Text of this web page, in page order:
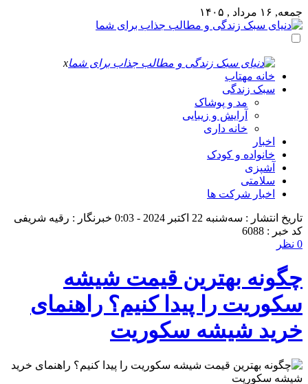
جمعه, ۱۶ مرداد , ۱۴۰۵
x
خانه مهتاب
سبک زندگی
مد و پوشاک
آرایش و زیبایی
خانه داری
اخبار
خانواده و کودک
آشپزی
سلامتی
اخبار شرکت ها
تاریخ انتشار : سه‌شنبه 22 اکتبر 2024 - 0:03
خبرنگار : رقیه شریفی
کد خبر : 6088
0 نظر
چگونه بهترین قیمت شیشه
سکوریت را پیدا کنیم؟ راهنمای
خرید شیشه سکوریت